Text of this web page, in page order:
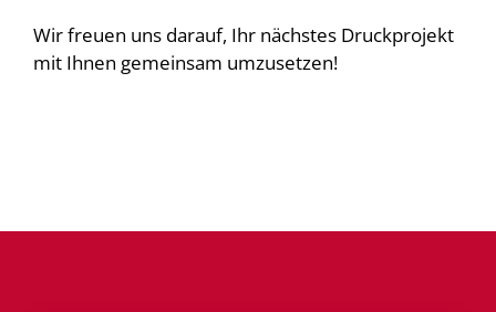
Wir freuen uns darauf, Ihr nächstes Druckprojekt
mit Ihnen gemeinsam umzusetzen!